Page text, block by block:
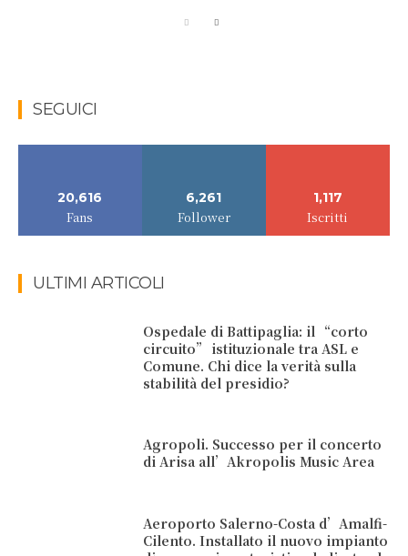
SEGUICI
20,616
Fans
6,261
Follower
1,117
Iscritti
ULTIMI ARTICOLI
Ospedale di Battipaglia: il “corto
circuito” istituzionale tra ASL e
Comune. Chi dice la verità sulla
stabilità del presidio?
Agropoli. Successo per il concerto
di Arisa all’Akropolis Music Area
Aeroporto Salerno-Costa d’Amalfi-
Cilento. Installato il nuovo impianto